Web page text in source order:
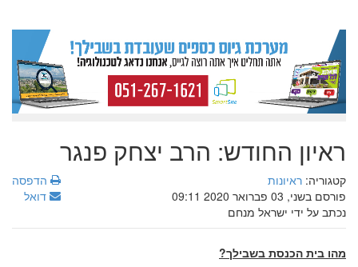
ראיון החודש: הרב יצחק פנגר
הדפסה
דואל
קטגוריה: ראיונות
פורסם בשני, 03 פברואר 2020 09:11
נכתב על ידי ישראל מנחם
מהו בית הכנסת בשבילך?